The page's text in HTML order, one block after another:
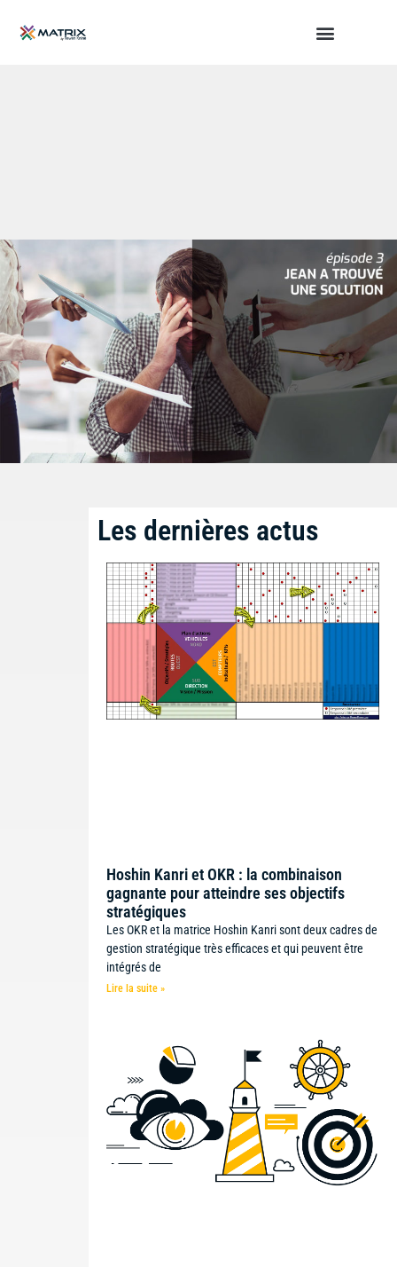
Les dernières actus
Hoshin Kanri et OKR : la combinaison
gagnante pour atteindre ses objectifs
stratégiques
Les OKR et la matrice Hoshin Kanri sont deux cadres de
gestion stratégique très efficaces et qui peuvent être
intégrés de
Lire la suite »